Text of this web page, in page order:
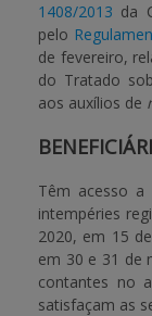
1408/2013 da
pelo
de fevereiro,
do Tratado
aos auxílios de
Têm acesso a
intempéries
2020, em 15
em 30 e 31 de
contantes no
satisfaçam as